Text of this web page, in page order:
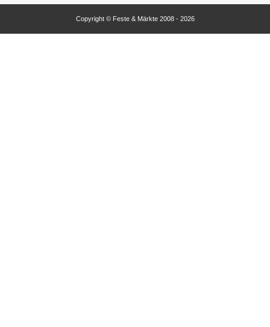
Copyright © Feste & Märkte 2008 - 2026